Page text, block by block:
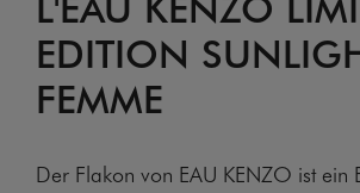
EDITION
FEMME
Der Flakon von EAU KENZO ist ein